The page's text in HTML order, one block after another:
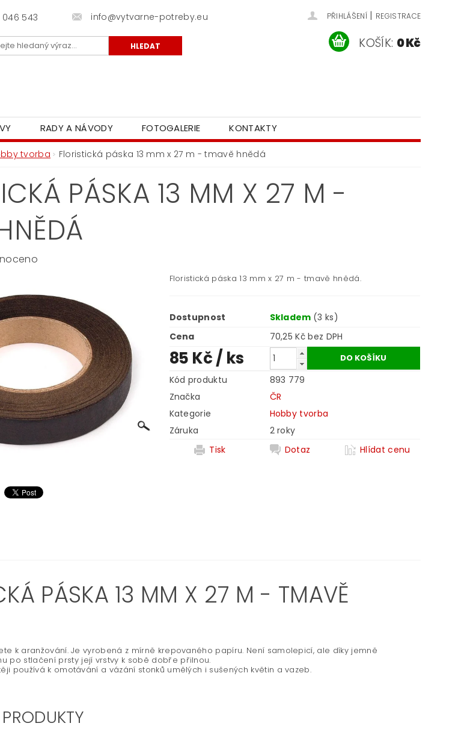
046 543 info@vytvarne-potreby.eu PŘIHLÁŠENÍ | REGISTRACE
KOŠÍK: 0 Kč
RADY A NÁVODY FOTOGALERIE KONTAKTY
tvorba Floristická páska 13 mm x 27 m - tmavě hnědá
PÁSKA 13 MM X 27 M -
Floristická páska 13 mm x 27 m - tmavě hnědá.
Dostupnost Skladem (3 ks)
Cena
70,25 Kč bez DPH
85 Kč/ ks
Kód produktu
893 779
Značka
ČR
Kategorie
Hobby tvorba
Záruka
2 roky
Tisk
Dotaz Hlídat cenu
PÁSKA 13 MM X 27 M - TMAVĚ
k aranžování. Je vyrobená z mírně krepovaného papíru. Není samolepicí, ale díky jemně
po stlačení prsty její vrstvy k sobě dobře přilnou.
používá k omotávání a vázání stonků umělých i sušených květin a vazeb.